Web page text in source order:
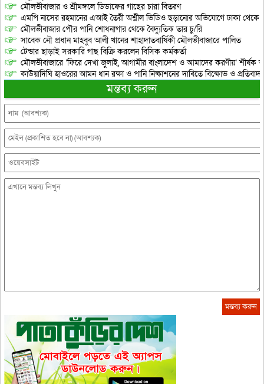
মৌলভীবাজার ও শ্রীমঙ্গলে ডিডাফের গাছের চারা বিতরণ
এমপি নাসের রহমানের এআই তৈরী অশ্লীল ভিডিও ছড়ানোর অভিযোগে ঢাকা থেকে
মৌলভীবাজার পৌর পানি শোধনাগার থেকে বৈদ্যুতিক তার চু/রি
সাবেক নৌ প্রধান মাহবুব আলী খানের শাহাদাতবার্ষিকী মৌলভীবাজারে পালিত
টেন্ডার ছাড়াই সরকারি গাছ বিক্রি করলেন বিসিক কর্মকর্তা
মৌলভীবাজারে ‘ফিরে দেখা জুলাই, আগামীর বাংলাদেশ ও আমাদের করণীয়’ শীর্ষক
কাউয়াদিঘি হাওরের আমন ধান রক্ষা ও পানি নিষ্কাশনের দাবিতে বিক্ষোভ ও
মন্তব্য করুন